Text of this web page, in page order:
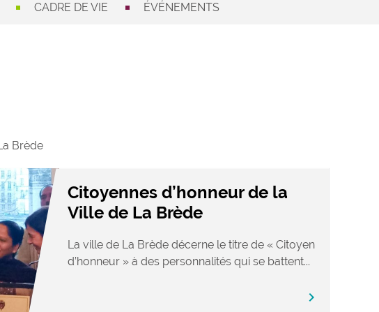
CADRE DE VIE ÉVÉNEMENTS
Brède
Citoyennes d’honneur de la
Ville de La Brède
La ville de La Brède décerne le titre de « Citoyen
d’honneur » à des personnalités qui se battent...
chevron_right